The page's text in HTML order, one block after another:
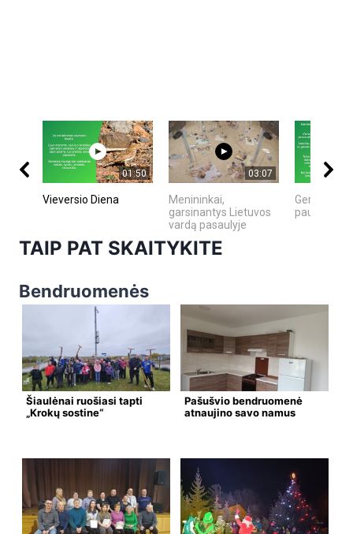
01:50
Vieversio Diena
03:07
Menininkai,
garsinantys Lietuvos
vardą pasaulyje
Gervė -
paukštis
TAIP PAT SKAITYKITE
Bendruomenės
Šiaulėnai ruošiasi tapti
„Krokų sostine“
Pašušvio bendruomenė
atnaujino savo namus